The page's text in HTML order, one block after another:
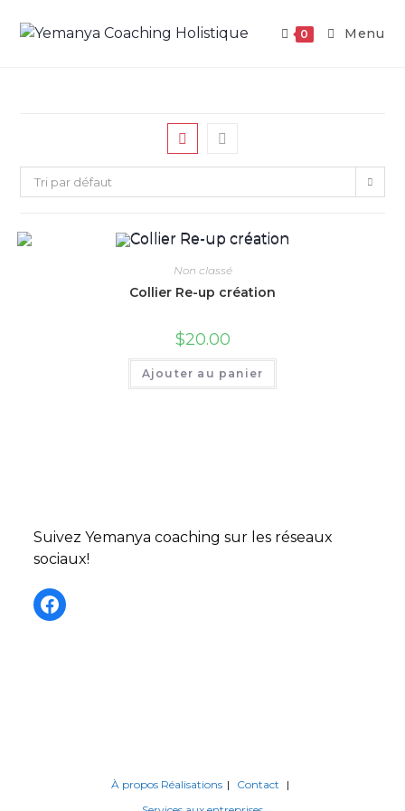
0 Menu
Tri par défaut
Non classé
Collier Re-up création
$20.00
Ajouter au panier
Suivez Yemanya coaching sur les réseaux
sociaux!
Facebook
À propos Réalisations
Contact